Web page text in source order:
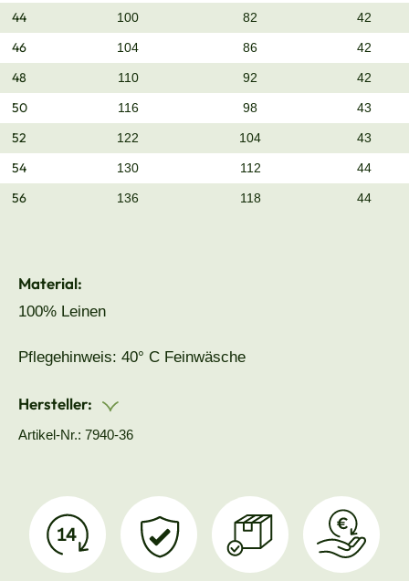
44 100 82 42
46 104 86 42
48 110 92 42
50 116 98 43
52 122 104 43
54 130 112 44
56 136 118 44
Material:
100% Leinen
Pflegehinweis: 40° C Feinwäsche
Hersteller:
Artikel-Nr.: 7940-36